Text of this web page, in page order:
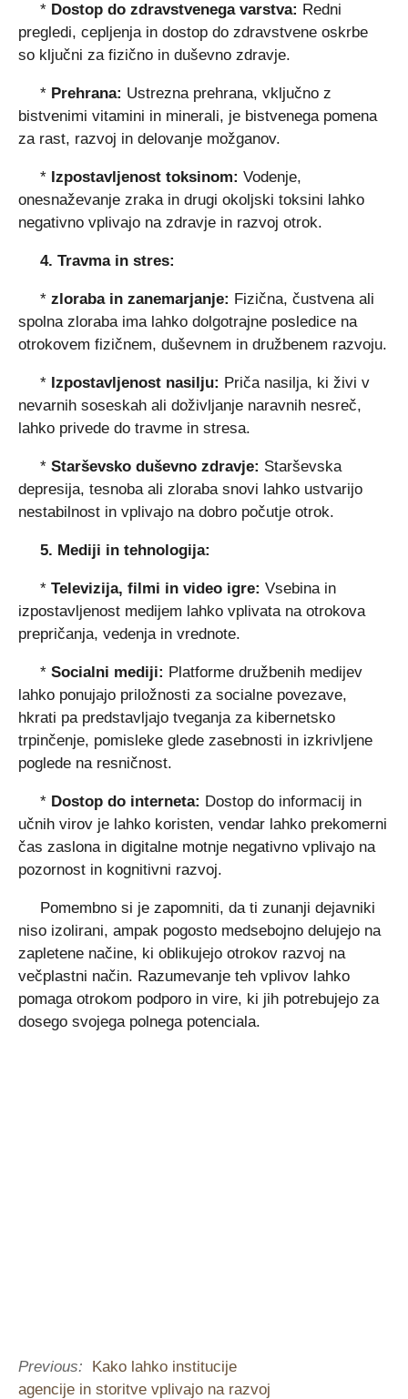
* Dostop do zdravstvenega varstva: Redni
pregledi, cepljenja in dostop do zdravstvene oskrbe
so ključni za fizično in duševno zdravje.
* Prehrana: Ustrezna prehrana, vključno z
bistvenimi vitamini in minerali, je bistvenega pomena
za rast, razvoj in delovanje možganov.
* Izpostavljenost toksinom: Vodenje,
onesnaževanje zraka in drugi okoljski toksini lahko
negativno vplivajo na zdravje in razvoj otrok.
4. Travma in stres:
* zloraba in zanemarjanje: Fizična, čustvena ali
spolna zloraba ima lahko dolgotrajne posledice na
otrokovem fizičnem, duševnem in družbenem razvoju.
* Izpostavljenost nasilju: Priča nasilja, ki živi v
nevarnih soseskah ali doživljanje naravnih nesreč,
lahko privede do travme in stresa.
* Starševsko duševno zdravje: Starševska
depresija, tesnoba ali zloraba snovi lahko ustvarijo
nestabilnost in vplivajo na dobro počutje otrok.
5. Mediji in tehnologija:
* Televizija, filmi in video igre: Vsebina in
izpostavljenost medijem lahko vplivata na otrokova
prepričanja, vedenja in vrednote.
* Socialni mediji: Platforme družbenih medijev
lahko ponujajo priložnosti za socialne povezave,
hkrati pa predstavljajo tveganja za kibernetsko
trpinčenje, pomisleke glede zasebnosti in izkrivljene
poglede na resničnost.
* Dostop do interneta: Dostop do informacij in
učnih virov je lahko koristen, vendar lahko prekomerni
čas zaslona in digitalne motnje negativno vplivajo na
pozornost in kognitivni razvoj.
Pomembno si je zapomniti, da ti zunanji dejavniki
niso izolirani, ampak pogosto medsebojno delujejo na
zapletene načine, ki oblikujejo otrokov razvoj na
večplastni način. Razumevanje teh vplivov lahko
pomaga otrokom podporo in vire, ki jih potrebujejo za
dosego svojega polnega potenciala.
Previous:
Kako lahko institucije
agencije in storitve vplivajo na razvoj